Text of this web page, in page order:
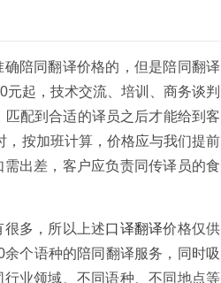
陪同翻译价格的，但是陪同翻译
起，技术交流、培训、商务谈判
配到合适的译员之后才能给到客
，按加班计算，价格应与我们提前
出差，客户应负责同传译员的食
多，所以上述口译翻译价格仅供
个语种的陪同翻译服务，同时吸
业领域、不同语种、不同地点等